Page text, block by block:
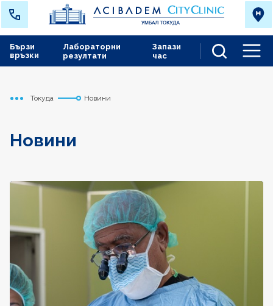
Лабораторни
резултати
Запази
час
Бързи
връзки
Начало
Токуда Новини
Новини